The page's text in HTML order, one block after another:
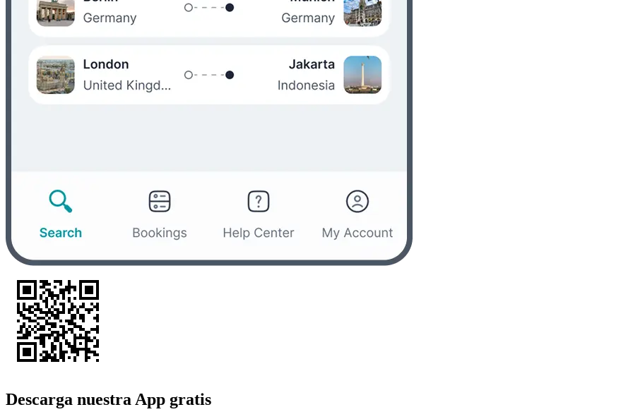
Descarga nuestra App gratis